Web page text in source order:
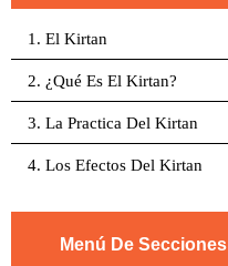
1. El Kirtan
2. ¿Qué Es El Kirtan?
3. La Practica Del Kirtan
4. Los Efectos Del Kirtan
Menú De Secciones